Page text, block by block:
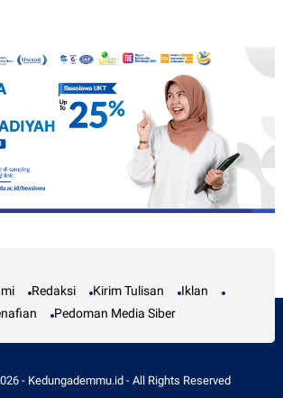
Redaksi Kirim Tulisan
Iklan
Pedoman Media Siber
- Kedungademmu.id- All Rights Reserved